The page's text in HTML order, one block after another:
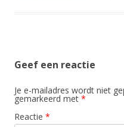
Geef een reactie
Je e-mailadres wordt niet
gemarkeerd met *
Reactie *